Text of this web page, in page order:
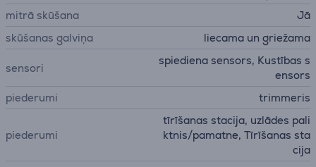
mitrā skūšana
Jā
skūšanas galviņa
liecama un griežama
sensori
spiediena sensors, Kustības s
ensors
piederumi
trimmeris
piederumi
tīrīšanas stacija, uzlādes pali
ktnis/pamatne, Tīrīšanas sta
cija